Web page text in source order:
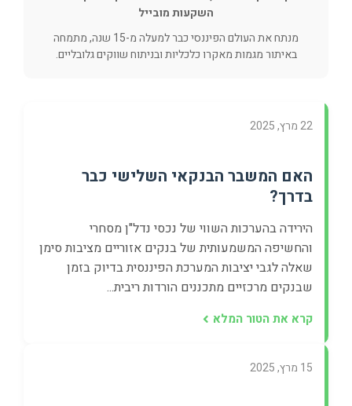
השקעות מובייל
מנתח את העולם הפיננסי כבר למעלה מ-15 שנה, מתמחה
באיתור מגמות מאקרו כלכליות ובניתוח שווקים גלובליים.
22 מרץ, 2025
האם המשבר הבנקאי השלישי כבר
בדרך?
הירידה בהערכות השווי של נכסי נדל"ן מסחרי
והחשיפה המשמעותית של בנקים אזוריים מציבות סימן
שאלה לגבי יציבות המערכת הפיננסית בדיוק בזמן
שבנקים מרכזיים מתכננים הורדות ריבית...
קרא את הטור המלא
15 מרץ, 2025